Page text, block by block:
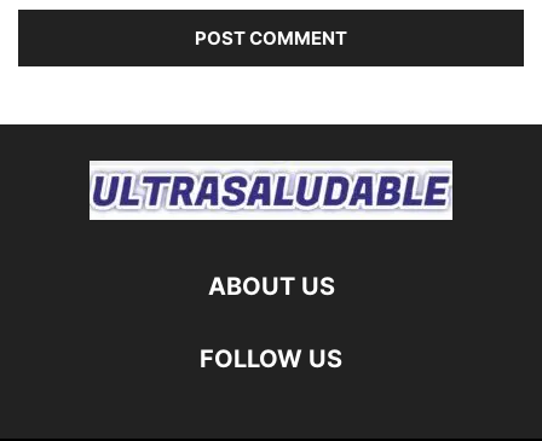
ABOUT US
FOLLOW US